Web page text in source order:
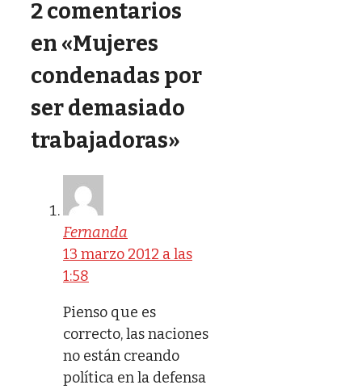
2 comentarios
en «Mujeres
condenadas por
ser demasiado
trabajadoras»
Fernanda
13 marzo 2012 a las
1:58
Pienso que es
correcto, las naciones
no están creando
política en la defensa